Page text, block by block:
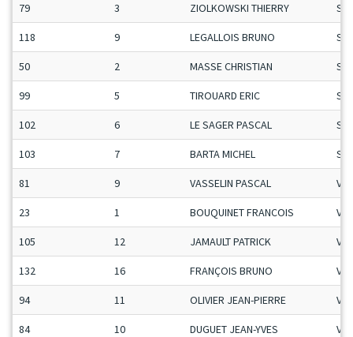
79 3 ZIOLKOWSKI THIERRY
118 9 LEGALLOIS BRUNO
50 2 MASSE CHRISTIAN
99 5 TIROUARD ERIC
102 6 LE SAGER PASCAL
103 7 BARTA MICHEL
81 9 VASSELIN PASCAL Vet
23 1 BOUQUINET FRANCOIS Vet
105 12 JAMAULT PATRICK Vet
132 16 FRANÇOIS BRUNO Vet
94 11 OLIVIER JEAN-PIERRE Vet
84 10 DUGUET JEAN-YVES Vet